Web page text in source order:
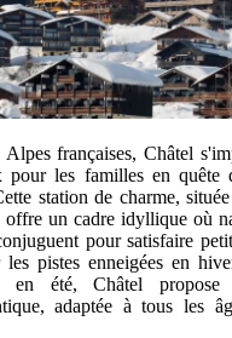
françaises, Châtel
pour les familles en quête
station de charme,
un cadre idyllique où
pour satisfaire
pistes enneigées en
en été, Châtel propose
adaptée à tous les